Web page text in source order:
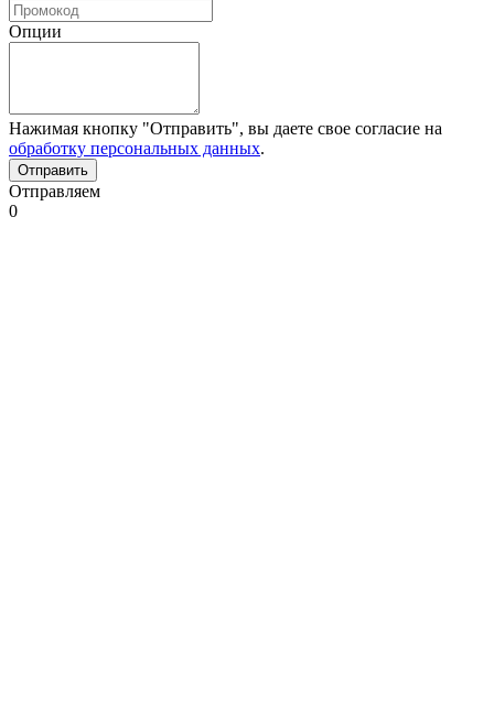
Опции
Нажимая кнопку "Отправить", вы даете свое согласие на
обработку персональных данных.
Отправляем
0